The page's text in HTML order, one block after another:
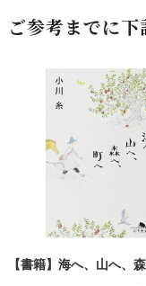
ご参考までに下
【書籍】海へ、山へ、